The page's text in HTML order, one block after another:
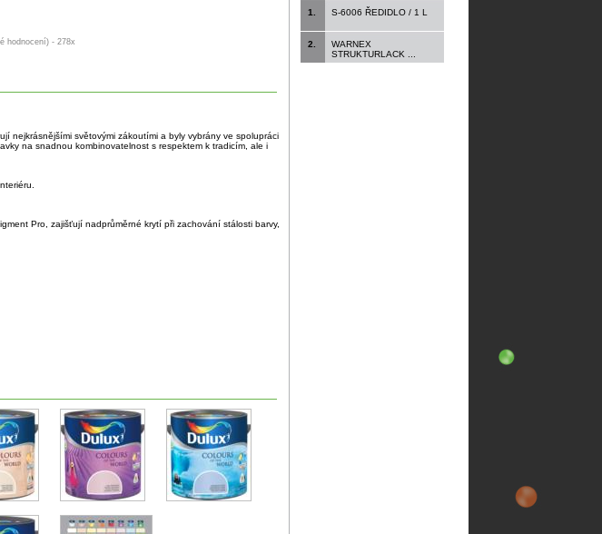
hodnocení) - 278x
nejkrásnějšími světovými zákoutími a byly vybrány ve spolupráci
na snadnou kombinovatelnost s respektem k tradicím, ale i
Pro, zajišťují nadprůměrné krytí při zachování stálosti barvy,
1. S-6006 ŘEDIDLO / 1 L
2.
WARNEX
STRUKTURLACK ...